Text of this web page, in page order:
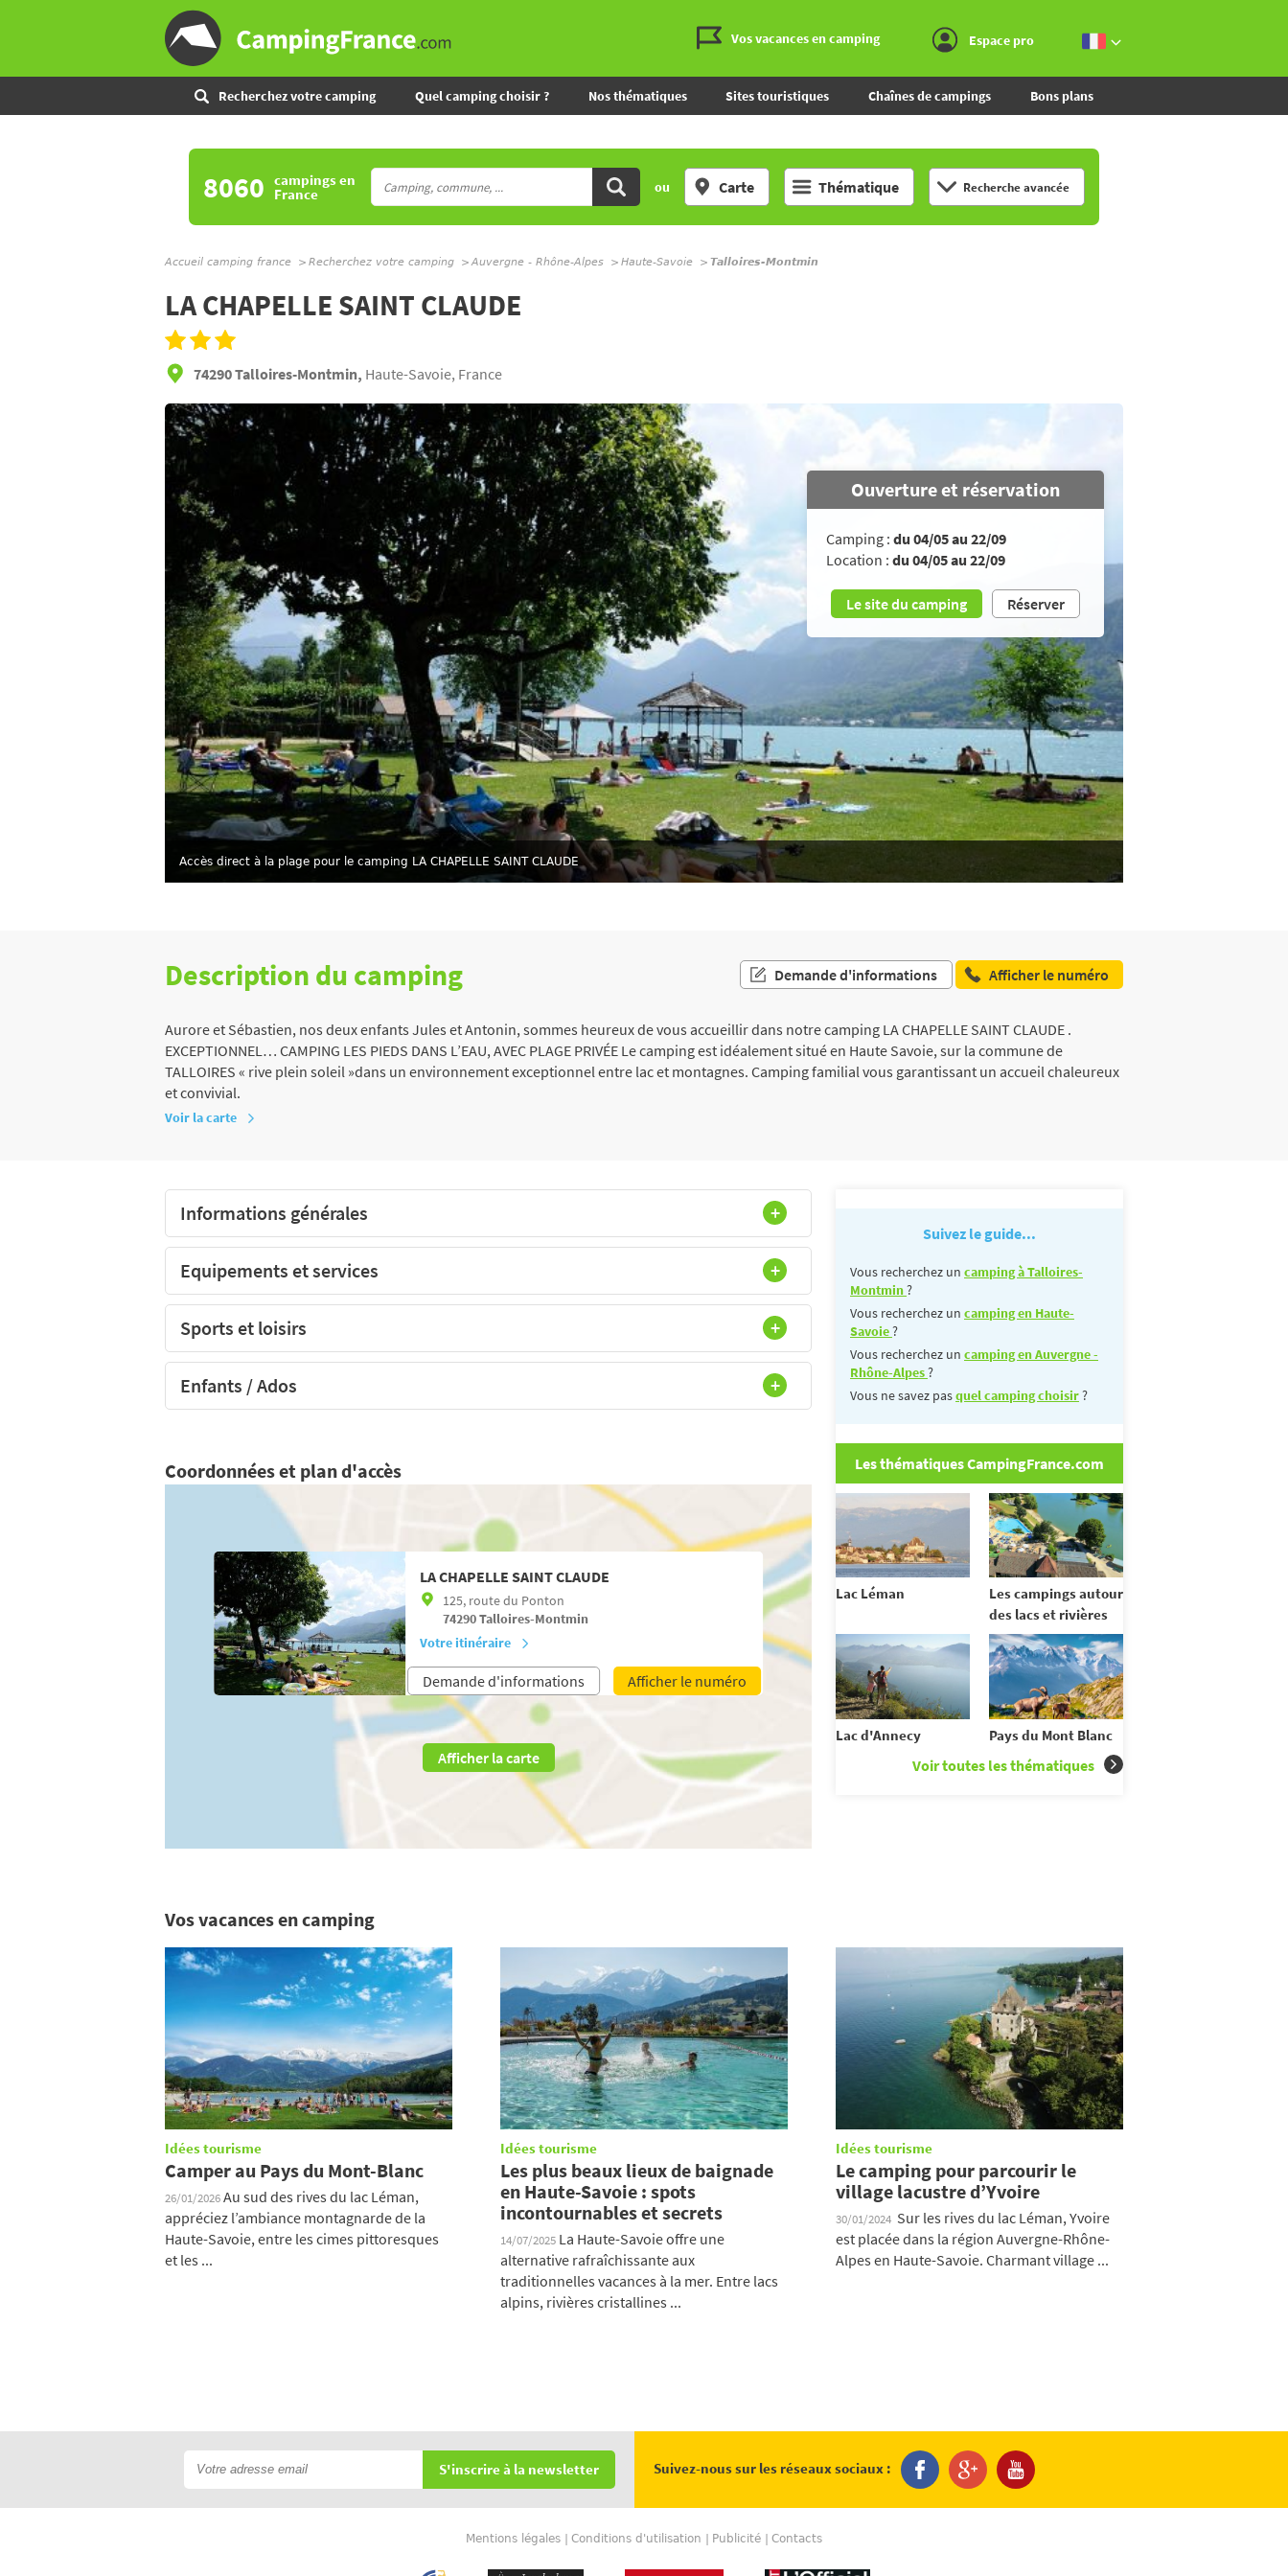
Vos vacances en camping Espace pro
Recherchez votre camping Quel camping choisir ? Nos thématiques Sites touristiques Chaînes de campings Bons plans
8060 campingsen
France ou Carte Thématique Recherche avancée
Accueil camping france Recherchez votre camping Auvergne - Rhône-Alpes Haute-Savoie Talloires-Montmin
LA CHAPELLE SAINT CLAUDE
74290 Talloires-Montmin, Haute-Savoie, France
Accès direct à la plage pour le camping LA CHAPELLE SAINT CLAUDE
Ouverture et réservation
Camping : du 04/05 au 22/09
Location : du 04/05 au 22/09
Le site du camping Réserver
Description du camping Demande d'informations Afficher le numéro
Aurore et Sébastien, nos deux enfants Jules et Antonin, sommes heureux de vous accueillir dans notre camping LA CHAPELLE SAINT CLAUDE .
EXCEPTIONNEL… CAMPING LES PIEDS DANS L’EAU, AVEC PLAGE PRIVÉE Le camping est idéalement situé en Haute Savoie, sur la commune de
TALLOIRES « rive plein soleil »dans un environnement exceptionnel entre lac et montagnes. Camping familial vous garantissant un accueil chaleureux
et convivial.
Voir la carte
Informations générales
Equipements et services
Sports et loisirs
Enfants / Ados
Coordonnées et plan d'accès
LA CHAPELLE SAINT CLAUDE
125, route du Ponton
74290Talloires-Montmin
Votre itinéraire
Demande d'informations Afficher le numéro
Afficher la carte
Suivez le guide...
Vous recherchez un camping à Talloires-
Montmin?
Vous recherchez un camping en Haute-
Savoie?
Vous recherchez un camping en Auvergne -
Rhône-Alpes?
Vous ne savez pasquel camping choisir?
Les thématiques CampingFrance.com
Lac Léman
Les campings autour
des lacs et rivières
Lac d'Annecy Pays du Mont Blanc
Voir toutes les thématiques
Vos vacances en camping
Idées tourisme
Camper au Pays du Mont-Blanc
26/01/2026Au sud des rives du lac Léman,
appréciez l’ambiance montagnarde de la
Haute-Savoie, entre les cimes pittoresques
et les ...
Idées tourisme
Les plus beaux lieux de baignade
en Haute-Savoie : spots
incontournables et secrets
14/07/2025 La Haute-Savoie offre une
alternative rafraîchissante aux
traditionnelles vacances à la mer. Entre lacs
alpins, rivières cristallines ...
Idées tourisme
Le camping pour parcourir le
village lacustre d’Yvoire
30/01/2024 Sur les rives du lac Léman, Yvoire
est placée dans la région Auvergne-Rhône-
Alpes en Haute-Savoie. Charmant village ...
S'inscrire à la newsletter Suivez-nous sur les réseaux sociaux :
Mentions légales Conditions d'utilisation Publicité Contacts